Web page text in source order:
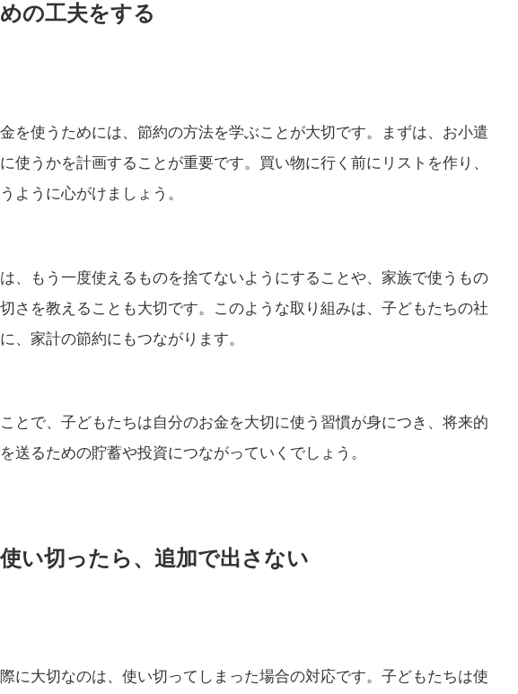
の工夫をする
を使うためには、節約の方法を学ぶことが大切です。まずは、お小遣
使うかを計画することが重要です。買い物に行く前にリストを作り、
ように心がけましょう。
、もう一度使えるものを捨てないようにすることや、家族で使うもの
さを教えることも大切です。このような取り組みは、子どもたちの社
、家計の節約にもつながります。
とで、子どもたちは自分のお金を大切に使う習慣が身につき、将来的
送るための貯蓄や投資につながっていくでしょう。
い切ったら、追加で出さない
に大切なのは、使い切ってしまった場合の対応です。子どもたちは使